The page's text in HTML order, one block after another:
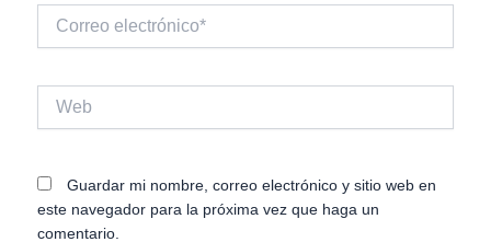
electrónico*
Guardar mi nombre, correo electrónico y sitio web en
este navegador para la próxima vez que haga un
comentario.